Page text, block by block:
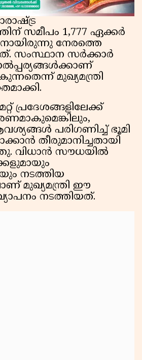
സമീപം 1,777 ഏക്കർ
നേരത്തെ
സംസ്ഥാന സർക്കാർ
മുഖ്യമന്ത്രി
പ്രദേശങ്ങളിലേക്ക്
പരിഗണിച്ച് ഭൂമി
തീരുമാനിച്ചതായി
വിധാൻ സൗധയിൽ
നടത്തിയ
മുഖ്യമന്ത്രി ഈ
നടത്തിയത്.